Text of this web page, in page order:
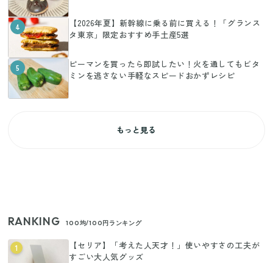
4
【2026年夏】新幹線に乗る前に買える！「グランス
タ東京」限定おすすめ手土産5選
5
ピーマンを買ったら即試したい！火を通してもビタ
ミンを逃さない手軽なスピードおかずレシピ
もっと見る
RANKING 100均/100円ランキング
1
【セリア】「考えた人天才！」使いやすさの工夫が
すごい大人気グッズ